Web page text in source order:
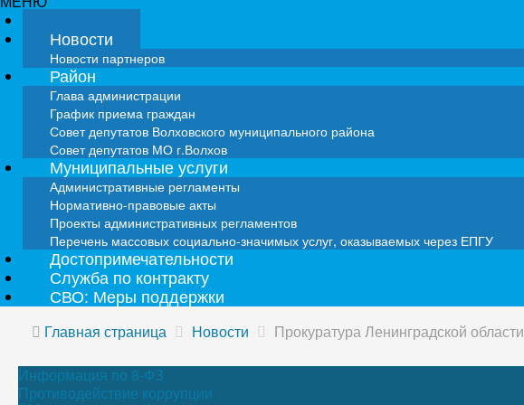
Новости
Новости партнеров
Район
Глава администрации
График приема граждан
Совет депутатов Волховского муниципального района
Совет депутатов МО г.Волхов
Муниципальные услуги
Административные регламенты
Нормативно-правовые акты
Проекты административных регламентов
Перечень массовых социально-значимых услуг, оказываемых через ЕПГУ
Достопримечательности
Служба по контракту
СВО: Меры поддержки
Главная страница Новости Прокуратура Ленинградской
Информация по 8-ФЗ
Противодействие коррупции